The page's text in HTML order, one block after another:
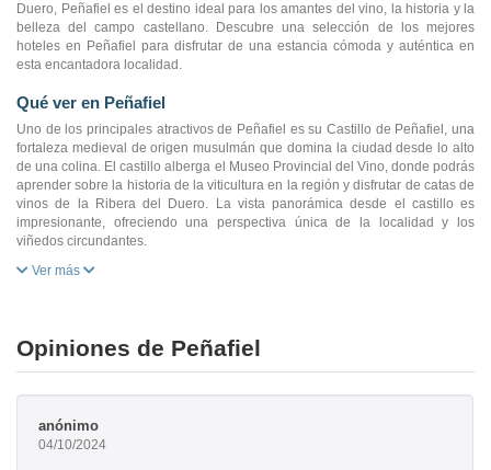
Duero, Peñafiel es el destino ideal para los amantes del vino, la historia y la
belleza del campo castellano. Descubre una selección de los mejores
hoteles en Peñafiel para disfrutar de una estancia cómoda y auténtica en
esta encantadora localidad.
Qué ver en Peñafiel
Uno de los principales atractivos de Peñafiel es su Castillo de Peñafiel, una
fortaleza medieval de origen musulmán que domina la ciudad desde lo alto
de una colina. El castillo alberga el Museo Provincial del Vino, donde podrás
aprender sobre la historia de la viticultura en la región y disfrutar de catas de
vinos de la Ribera del Duero. La vista panorámica desde el castillo es
impresionante, ofreciendo una perspectiva única de la localidad y los
viñedos circundantes.
Ver más
Opiniones de Peñafiel
anónimo
04/10/2024